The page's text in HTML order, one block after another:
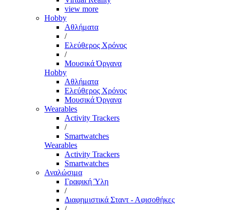
view more
Hobby
Αθλήματα
/
Ελεύθερος Χρόνος
/
Μουσικά Όργανα
Hobby
Αθλήματα
Ελεύθερος Χρόνος
Μουσικά Όργανα
Wearables
Activity Trackers
/
Smartwatches
Wearables
Activity Trackers
Smartwatches
Αναλώσιμα
Γραφική Ύλη
/
Διαφημιστικά Σταντ - Αφισοθήκες